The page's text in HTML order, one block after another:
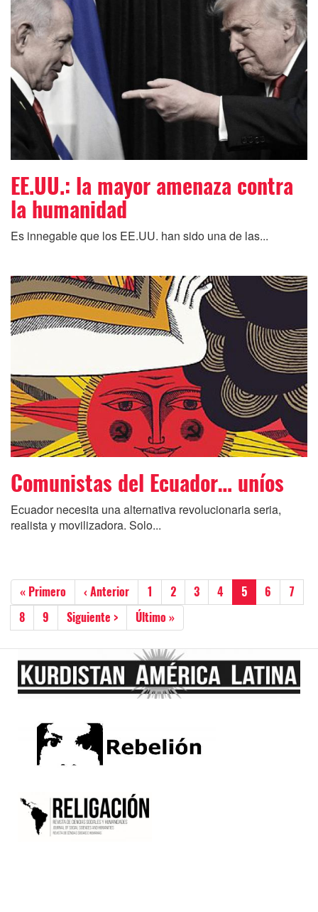
EE.UU.: la mayor amenaza contra
la humanidad
Es innegable que los EE.UU. han sido una de las...
Comunistas del Ecuador… uníos
Ecuador necesita una alternativa revolucionaria seria,
realista y movilizadora. Solo...
Paginación
Primera
página
« Primero
Página
anterior
‹ Anterior Página
1 Página
2 Página
3 Página
4
Página
actual
5 Página
6
7
Página
8 Página
9
Siguiente
página
Siguiente >
Última
página
Último »